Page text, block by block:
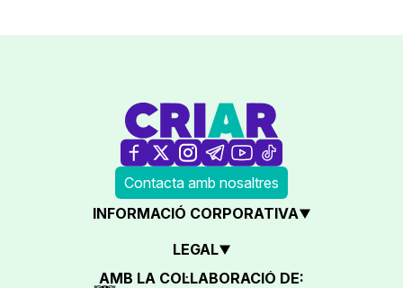
Contacta amb nosaltres
INFORMACIÓ CORPORATIVA
LEGAL
AMB LA COL·LABORACIÓ DE: